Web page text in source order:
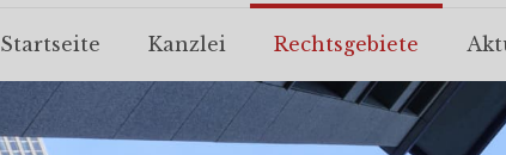
Startseite Kanzlei Rechtsgebiete